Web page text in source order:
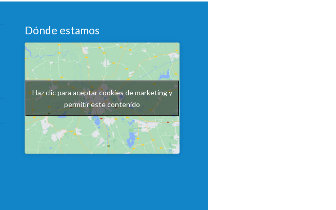
Dónde estamos
Haz clic para aceptar cookies de marketing y
permitir este contenido